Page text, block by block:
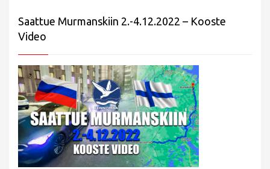
Saattue Murmanskiin 2.-4.12.2022 – Kooste
Video